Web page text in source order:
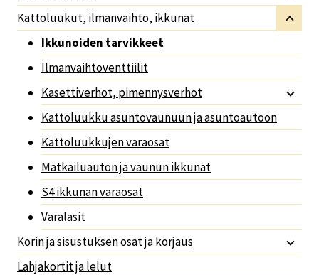
Kattoluukut, ilmanvaihto, ikkunat
Ikkunoiden tarvikkeet
Ilmanvaihtoventtiilit
Kasettiverhot, pimennysverhot
Kattoluukku asuntovaunuun ja asuntoautoon
Kattoluukkujen varaosat
Matkailuauton ja vaunun ikkunat
S4 ikkunan varaosat
Varalasit
Korin ja sisustuksen osat ja korjaus
Lahjakortit ja lelut